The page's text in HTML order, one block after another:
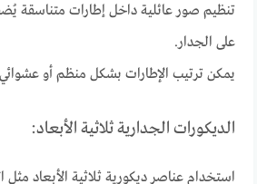
تنظيم صور عائلية داخل إطارات متناسقة
على الجدار.
يمكن ترتيب الإطارات بشكل منظم أو
الديكورات الجدارية ثلاثية الأبعاد:
استخدام عناصر ديكورية ثلاثية الأبعاد مثل